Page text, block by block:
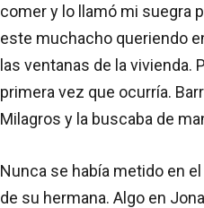
comer y lo llamó mi suegra
este muchacho queriendo
las ventanas de la vivienda.
primera vez que ocurría.
Milagros y la buscaba de
Nunca se había metido en
de su hermana. Algo en